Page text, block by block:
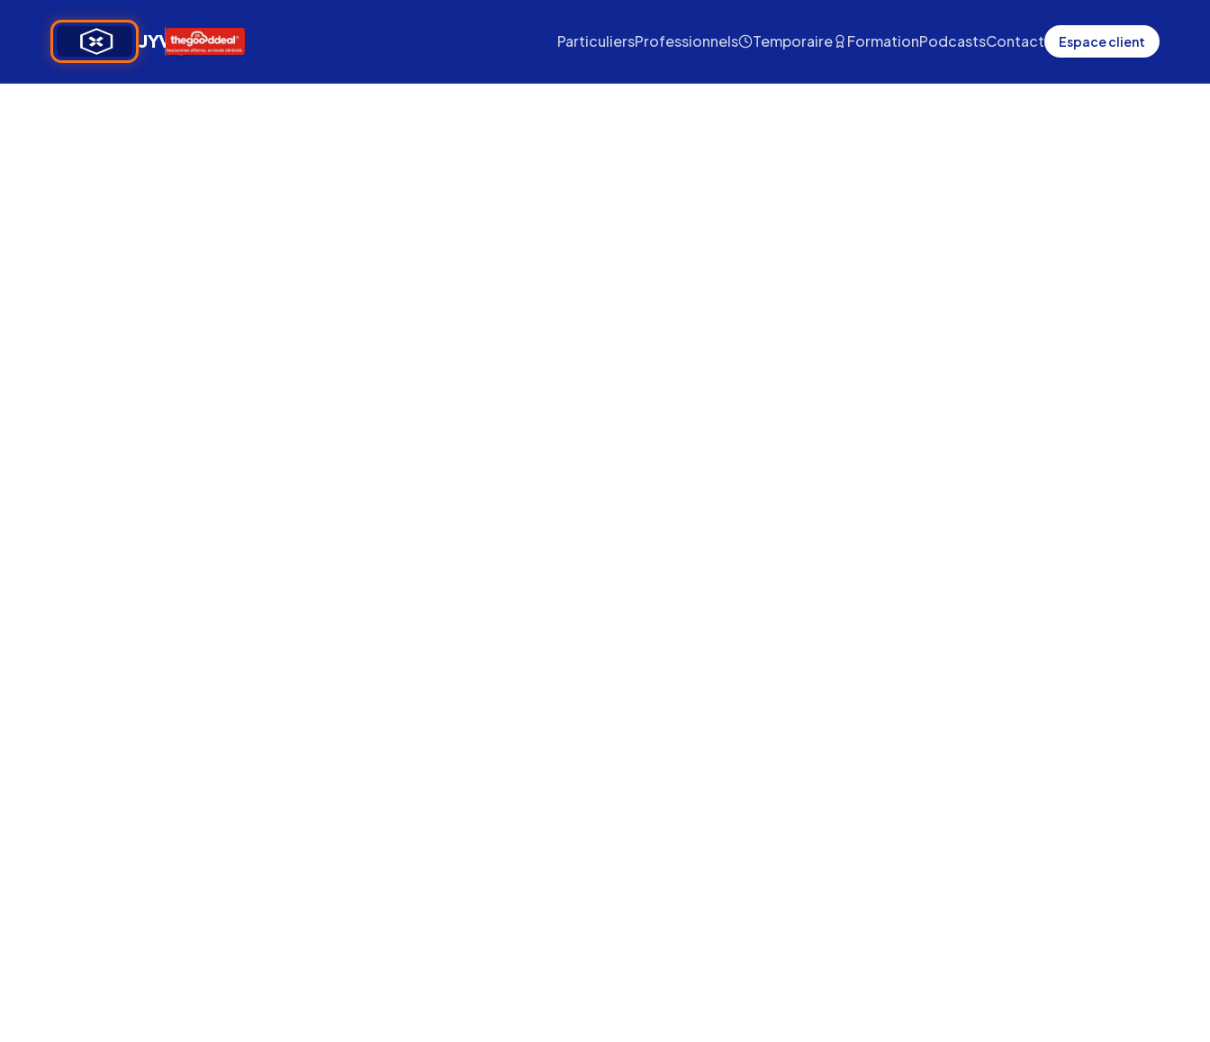
JYVIS ParticuliersProfessionnels Temporaire FormationPodcastsContact Espace client